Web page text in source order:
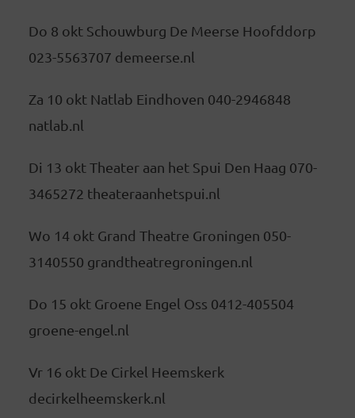
Do 8 okt Schouwburg De Meerse Hoofddorp
023-5563707 demeerse.nl
Za 10 okt Natlab Eindhoven 040-2946848
natlab.nl
Di 13 okt Theater aan het Spui Den Haag 070-
3465272 theateraanhetspui.nl
Wo 14 okt Grand Theatre Groningen 050-
3140550 grandtheatregroningen.nl
Do 15 okt Groene Engel Oss 0412-405504
groene-engel.nl
Vr 16 okt De Cirkel Heemskerk
decirkelheemskerk.nl